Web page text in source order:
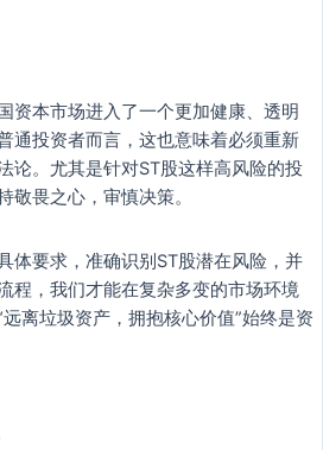
资本市场进入了一个更加健康、透明
通投资者而言，这也意味着必须重新
论。尤其是针对ST股这样高风险的投
敬畏之心，审慎决策。
体要求，准确识别ST股潜在风险，并
程，我们才能在复杂多变的市场环境
离垃圾资产，拥抱核心价值”始终是资